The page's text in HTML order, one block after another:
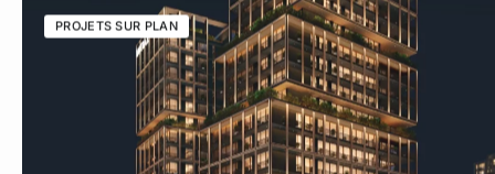
PROJETS SUR PLAN